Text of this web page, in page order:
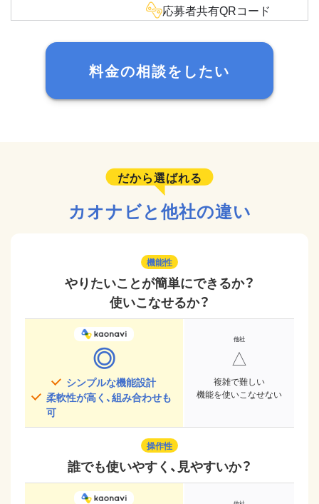
応募者共有QRコード
料金の相談をしたい
だから選ばれる
カオナビと他社の違い
機能性
やりたいことが簡単にできるか？
使いこなせるか？
◎
シンプルな機能設計
柔軟性が高く、組み合わせも
可
△
複雑で難しい
機能を使いこなせない
操作性
誰でも使いやすく、見やすいか？